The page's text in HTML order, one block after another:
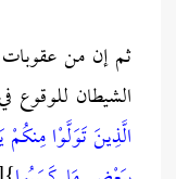
ثم إن من
الشيطان للوقوع
الَّذِينَ تَوَلَّوْا مِنكُمْ